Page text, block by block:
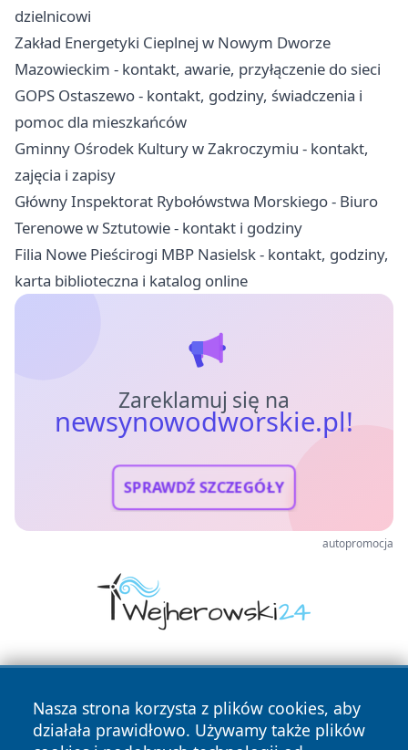
dzielnicowi
Zakład Energetyki Cieplnej w Nowym Dworze
Mazowieckim - kontakt, awarie, przyłączenie do sieci
GOPS Ostaszewo - kontakt, godziny, świadczenia i
pomoc dla mieszkańców
Gminny Ośrodek Kultury w Zakroczymiu - kontakt,
zajęcia i zapisy
Główny Inspektorat Rybołówstwa Morskiego - Biuro
Terenowe w Sztutowie - kontakt i godziny
Filia Nowe Pieścirogi MBP Nasielsk - kontakt, godziny,
karta biblioteczna i katalog online
Zareklamuj się na
newsynowodworskie.pl!
SPRAWDŹ SZCZEGÓŁY
autopromocja
Nasza strona korzysta z plików cookies, aby
działała prawidłowo. Używamy także plików